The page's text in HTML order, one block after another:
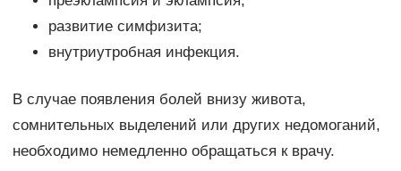
развитие симфизита;
внутриутробная инфекция.
В случае появления болей внизу живота,
сомнительных выделений или других недомоганий,
необходимо немедленно обращаться к врачу.